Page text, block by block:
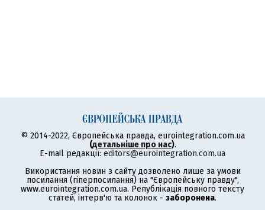
© 2014-2022, Європейська правда, eurointegration.com.ua
(детальніше про нас).
E-mail редакції: editors@eurointegration.com.ua
Використання новин з сайту дозволено лише за умови
посилання (гіперпосилання) на "Європейську правду",
www.eurointegration.com.ua. Републікація повного тексту
статей, інтерв'ю та колонок - заборонена.